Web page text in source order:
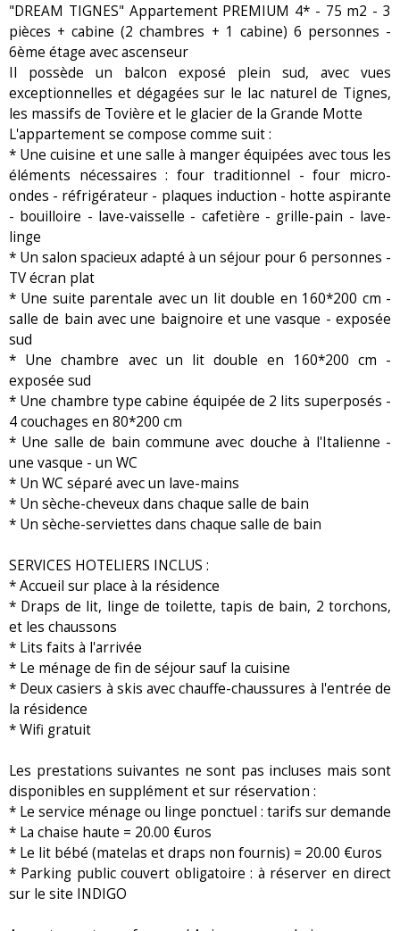
"DREAM TIGNES" Appartement PREMIUM 4* - 75 m2 - 3
pièces + cabine (2 chambres + 1 cabine) 6 personnes -
6ème étage avec ascenseur
Il possède un balcon exposé plein sud, avec vues
exceptionnelles et dégagées sur le lac naturel de Tignes,
les massifs de Tovière et le glacier de la Grande Motte
L'appartement se compose comme suit :
* Une cuisine et une salle à manger équipées avec tous les
éléments nécessaires : four traditionnel - four micro-
ondes - réfrigérateur - plaques induction - hotte aspirante
- bouilloire - lave-vaisselle - cafetière - grille-pain - lave-
linge
* Un salon spacieux adapté à un séjour pour 6 personnes -
TV écran plat
* Une suite parentale avec un lit double en 160*200 cm -
salle de bain avec une baignoire et une vasque - exposée
sud
* Une chambre avec un lit double en 160*200 cm -
exposée sud
* Une chambre type cabine équipée de 2 lits superposés -
4 couchages en 80*200 cm
* Une salle de bain commune avec douche à l'Italienne -
une vasque - un WC
* Un WC séparé avec un lave-mains
* Un sèche-cheveux dans chaque salle de bain
* Un sèche-serviettes dans chaque salle de bain
SERVICES HOTELIERS INCLUS :
* Accueil sur place à la résidence
* Draps de lit, linge de toilette, tapis de bain, 2 torchons,
et les chaussons
* Lits faits à l'arrivée
* Le ménage de fin de séjour sauf la cuisine
* Deux casiers à skis avec chauffe-chaussures à l'entrée de
la résidence
* Wifi gratuit
Les prestations suivantes ne sont pas incluses mais sont
disponibles en supplément et sur réservation :
* Le service ménage ou linge ponctuel : tarifs sur demande
* La chaise haute = 20.00 €uros
* Le lit bébé (matelas et draps non fournis) = 20.00 €uros
* Parking public couvert obligatoire : à réserver en direct
sur le site INDIGO